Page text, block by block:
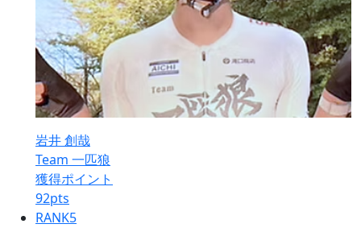
岩井 創哉
Team 一匹狼
獲得ポイント
92pts
RANK5